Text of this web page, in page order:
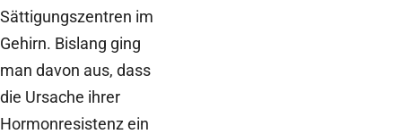
Sättigungszentren im
Gehirn. Bislang ging
man davon aus, dass
die Ursache ihrer
Hormonresistenz ein